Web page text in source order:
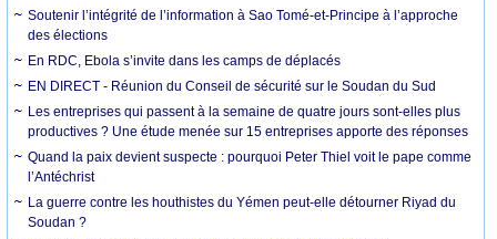
Soutenir l’intégrité de l’information à Sao Tomé-et-Principe à l’approche
des élections
En RDC, Ebola s’invite dans les camps de déplacés
EN DIRECT - Réunion du Conseil de sécurité sur le Soudan du Sud
Les entreprises qui passent à la semaine de quatre jours sont-elles plus
productives ? Une étude menée sur 15 entreprises apporte des réponses
Quand la paix devient suspecte : pourquoi Peter Thiel voit le pape comme
l’Antéchrist
La guerre contre les houthistes du Yémen peut-elle détourner Riyad du
Soudan ?